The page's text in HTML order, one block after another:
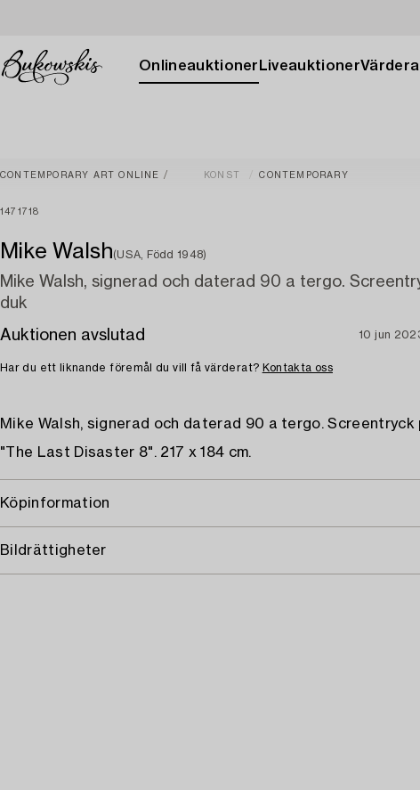
Onlineauktioner Liveauktioner
CONTEMPORARY ART ONLINE KONST CONTEMPORARY
1471718
Mike Walsh(USA, Född 1948)
Mike Walsh, signerad och daterad 90 a tergo.
duk
Auktionen avslutad
10 jun
Har du ett liknande föremål du vill få värderat? Kontakta oss
Mike Walsh, signerad och daterad 90 a tergo. Screentryck
"The Last Disaster 8". 217 x 184 cm.
Köpinformation
Bildrättigheter